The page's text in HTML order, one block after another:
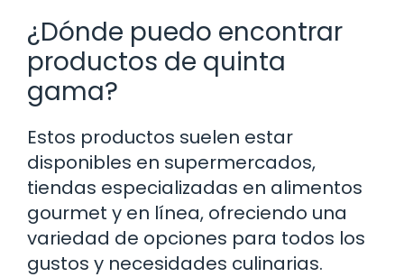
¿Dónde puedo encontrar
productos de quinta
gama?
Estos productos suelen estar
disponibles en supermercados,
tiendas especializadas en alimentos
gourmet y en línea, ofreciendo una
variedad de opciones para todos los
gustos y necesidades culinarias.